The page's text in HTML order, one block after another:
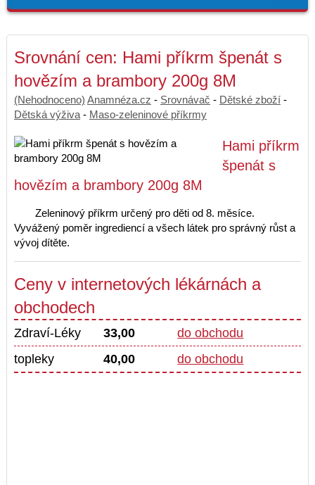
Srovnání cen: Hami příkrm špenát s
hovězím a brambory 200g 8M
(Nehodnoceno) Anamnéza.cz - Srovnávač - Dětské zboží -
Dětská výživa - Maso-zeleninové příkrmy
Hami příkrm
špenát s
hovězím a brambory 200g 8M
Zeleninový příkrm určený pro děti od 8. měsíce.
Vyvážený poměr ingrediencí a všech látek pro správný růst a
vývoj dítěte.
Ceny v internetových lékárnách a
obchodech
Zdraví-Léky 33,00
do obchodu
topleky
40,00 do obchodu